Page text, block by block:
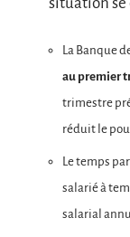
La Banque
au premier
trimestre
réduit le
Le temps
salarié à
salarial